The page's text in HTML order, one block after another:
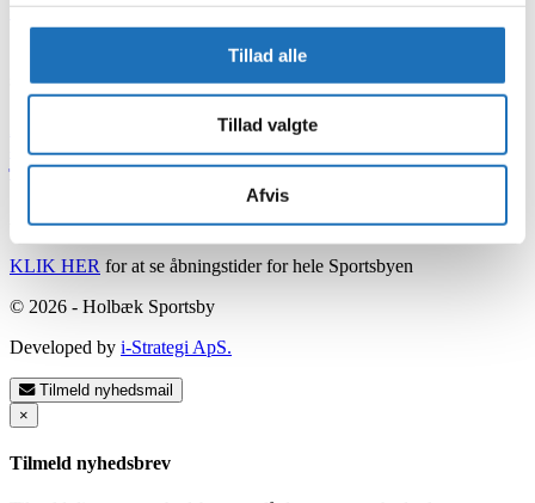
Tillad alle
Tillad valgte
Afvis
+45 73 70 99 59
SEND OS EN MAIL
- eller benyt vores kontaktside
Åbningstider – Sportsbyen
KLIK HER for at se åbningstider for hele Sportsbyen
© 2026 - Holbæk Sportsby
Developed by i-Strategi ApS.
Tilmeld nyhedsmail
×
Tilmeld nyhedsbrev